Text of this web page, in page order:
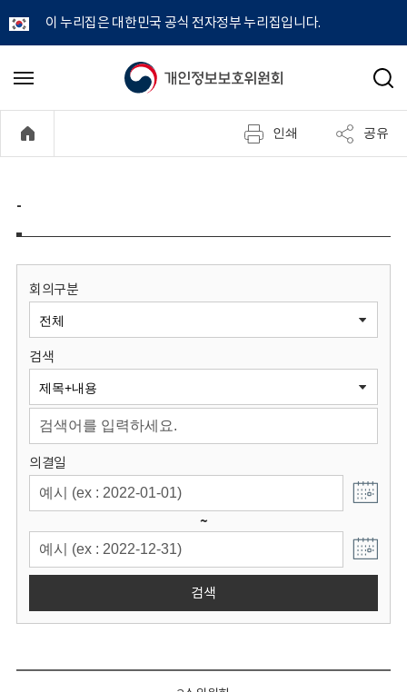
이 누리집은 대한민국 공식 전자정부 누리집입니다.
개
정
보
원
회
메
기
검
인쇄 공유
-
회의구분
검색
의결일
~
검색